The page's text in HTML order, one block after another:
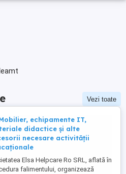
Vezi toate
echipamente IT,
didactice și alte
necesare activității
Elsa Helpcare Ro SRL, aflată în
falimentului, organizează